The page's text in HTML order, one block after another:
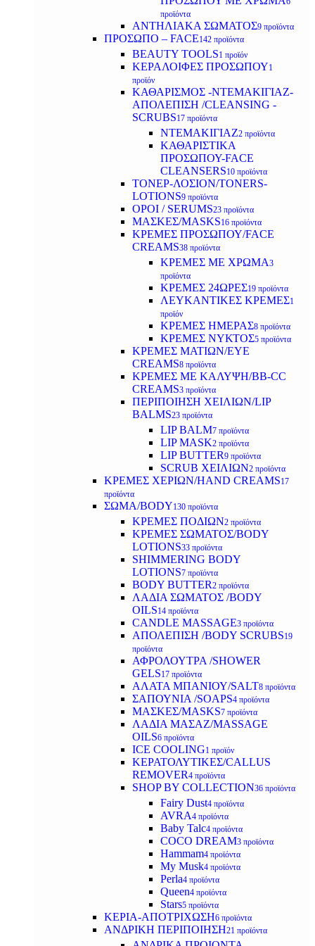
προϊόντα
ΑΝΤΗΛΙΑΚΑ ΣΩΜΑΤΟΣ9 προϊόντα
ΠΡΟΣΩΠΟ – FACE142 προϊόντα
BEAUTY TOOLS1 προϊόν
ΚΕΡΑΛΟΙΦΕΣ ΠΡΟΣΩΠΟΥ1
προϊόν
ΚΑΘΑΡΙΣΜΟΣ -ΝΤΕΜΑΚΙΓΙΑΖ-
ΑΠΟΛΕΠΙΣΗ /CLEANSING -
SCRUBS17 προϊόντα
ΝΤΕΜΑΚΙΓΙΑΖ2 προϊόντα
ΚΑΘΑΡΙΣΤΙΚΑ
ΠΡΟΣΩΠΟΥ-FACE
CLEANSERS10 προϊόντα
ΤΟΝΕΡ-ΛΟΣΙΟΝ/TONERS-
LOTIONS9 προϊόντα
ΟΡΟΙ / SERUMS23 προϊόντα
ΜΑΣΚΕΣ/MASKS16 προϊόντα
ΚΡΕΜΕΣ ΠΡΟΣΩΠΟΥ/FACE
CREAMS38 προϊόντα
ΚΡΕΜΕΣ ΜΕ ΧΡΩΜΑ3
προϊόντα
ΚΡΕΜΕΣ 24ΩΡΕΣ19 προϊόντα
ΛΕΥΚΑΝΤΙΚΕΣ ΚΡΕΜΕΣ1
προϊόν
ΚΡΕΜΕΣ ΗΜΕΡΑΣ8 προϊόντα
ΚΡΕΜΕΣ ΝΥΚΤΟΣ5 προϊόντα
ΚΡΕΜΕΣ ΜΑΤΙΩΝ/EYE
CREAMS8 προϊόντα
ΚΡΕΜΕΣ ΜΕ ΚΑΛΥΨΗ/BB-CC
CREAMS3 προϊόντα
ΠΕΡΙΠΟΙΗΣΗ ΧΕΙΛΙΩΝ/LIP
BALMS23 προϊόντα
LIP BALM7 προϊόντα
LIP MASK2 προϊόντα
LIP BUTTER9 προϊόντα
SCRUB ΧΕΙΛΙΩΝ2 προϊόντα
ΚΡΕΜΕΣ ΧΕΡΙΩΝ/HAND CREAMS17
προϊόντα
ΣΩΜΑ/BODY130 προϊόντα
ΚΡΕΜΕΣ ΠΟΔΙΩΝ2 προϊόντα
ΚΡΕΜΕΣ ΣΩΜΑΤΟΣ/BODY
LOTIONS33 προϊόντα
SHIMMERING BODY
LOTIONS7 προϊόντα
BODY BUTTER2 προϊόντα
ΛΑΔΙΑ ΣΩΜΑΤΟΣ /BODY
OILS14 προϊόντα
CANDLE MASSAGE3 προϊόντα
ΑΠΟΛΕΠΙΣΗ /BODY SCRUBS19
προϊόντα
ΑΦΡΟΛΟΥΤΡΑ /SHOWER
GELS17 προϊόντα
ΑΛΑΤΑ ΜΠΑΝΙΟΥ/SALT8 προϊόντα
ΣΑΠΟΥΝΙΑ /SOAPS4 προϊόντα
ΜΑΣΚΕΣ/MASKS7 προϊόντα
ΛΑΔΙΑ ΜΑΣΑΖ/MASSAGE
OILS6 προϊόντα
ICE COOLING1 προϊόν
ΚΕΡΑΤΟΛΥΤΙΚΕΣ/CALLUS
REMOVER4 προϊόντα
SHOP BY COLLECTION36 προϊόντα
Fairy Dust4 προϊόντα
AVRA4 προϊόντα
Baby Talc4 προϊόντα
COCO DREAM3 προϊόντα
Hammam4 προϊόντα
My Musk4 προϊόντα
Perla4 προϊόντα
Queen4 προϊόντα
Stars5 προϊόντα
ΚΕΡΙΑ-ΑΠΟΤΡΙΧΩΣΗ6 προϊόντα
ΑΝΔΡΙΚΗ ΠΕΡΙΠΟΙΗΣΗ21 προϊόντα